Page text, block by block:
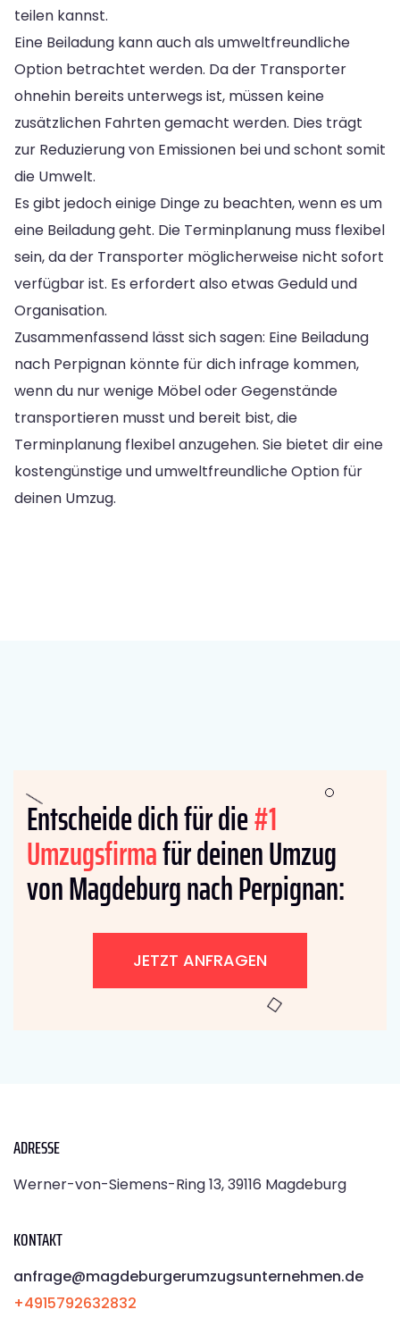
teilen kannst.
Eine Beiladung kann auch als umweltfreundliche
Option betrachtet werden. Da der Transporter
ohnehin bereits unterwegs ist, müssen keine
zusätzlichen Fahrten gemacht werden. Dies trägt
zur Reduzierung von Emissionen bei und schont somit
die Umwelt.
Es gibt jedoch einige Dinge zu beachten, wenn es um
eine Beiladung geht. Die Terminplanung muss flexibel
sein, da der Transporter möglicherweise nicht sofort
verfügbar ist. Es erfordert also etwas Geduld und
Organisation.
Zusammenfassend lässt sich sagen: Eine Beiladung
nach Perpignan könnte für dich infrage kommen,
wenn du nur wenige Möbel oder Gegenstände
transportieren musst und bereit bist, die
Terminplanung flexibel anzugehen. Sie bietet dir eine
kostengünstige und umweltfreundliche Option für
deinen Umzug.
Entscheide dich für die#1
Umzugsfirmafür deinen Umzug
von Magdeburg nach Perpignan:
JETZT ANFRAGEN
ADRESSE
Werner-von-Siemens-Ring 13, 39116 Magdeburg
KONTAKT
anfrage@magdeburgerumzugsunternehmen.de
+4915792632832